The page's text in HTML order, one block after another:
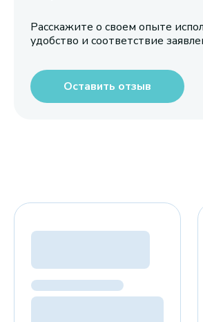
Расскажите о своем опыте
удобство и соответствие
Оставить отзыв